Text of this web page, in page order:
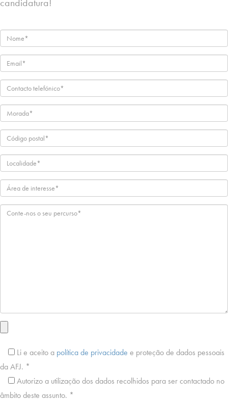
Li e aceito a política de privacidade e proteção de dados pessoais
da AFJ. *
Autorizo a utilização dos dados recolhidos para ser contactado no
âmbito deste assunto. *